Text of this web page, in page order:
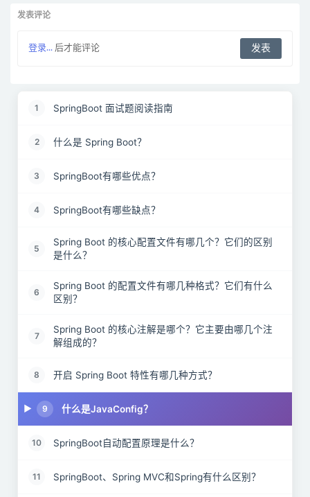
发表评论
登录... 后才能评论
1 SpringBoot 面试题阅读指南
2 什么是 Spring Boot？
3 SpringBoot有哪些优点？
4 SpringBoot有哪些缺点？
5
Spring Boot 的核心配置文件有哪几个？它们的区别
是什么？
6
Spring Boot 的配置文件有哪几种格式？它们有什么
区别？
7
Spring Boot 的核心注解是哪个？它主要由哪几个注
解组成的？
8 开启 Spring Boot 特性有哪几种方式？
9 什么是JavaConfig？
10 SpringBoot自动配置原理是什么？
11 SpringBoot、Spring MVC和Spring有什么区别？